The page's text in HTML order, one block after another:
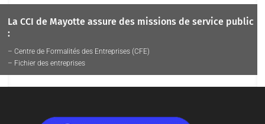
La CCI de Mayotte assure des missions de service public
:
– Centre de Formalités des Entreprises (CFE)
– Fichier des entreprises